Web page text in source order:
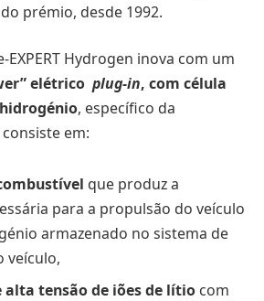
prémio, desde 1992.
EXPERT Hydrogen inova com um
elétrico plug-in, com célula
, específico da
consiste em:
que produz a
para a propulsão do veículo
armazenado no sistema de
veículo,
alta tensão de iões de lítio com